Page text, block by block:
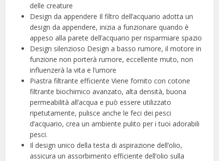
delle creature
Design da appendere Il filtro dell’acquario adotta un
design da appendere, inizia a funzionare quando è
appeso alla parete dell’acquario per risparmiare spazio
Design silenzioso Design a basso rumore, il motore in
funzione non porterà rumore, eccellente muto, non
influenzerà la vita e l’umore
Piastra filtrante efficiente Viene fornito con cotone
filtrante biochimico avanzato, alta densità, buona
permeabilità all’acqua e può essere utilizzato
ripetutamente, pulisce anche le feci dei pesci
d’acquario, crea un ambiente pulito per i tuoi adorabili
pesci.
Il design unico della testa di aspirazione dell’olio,
assicura un assorbimento efficiente dell’olio sulla